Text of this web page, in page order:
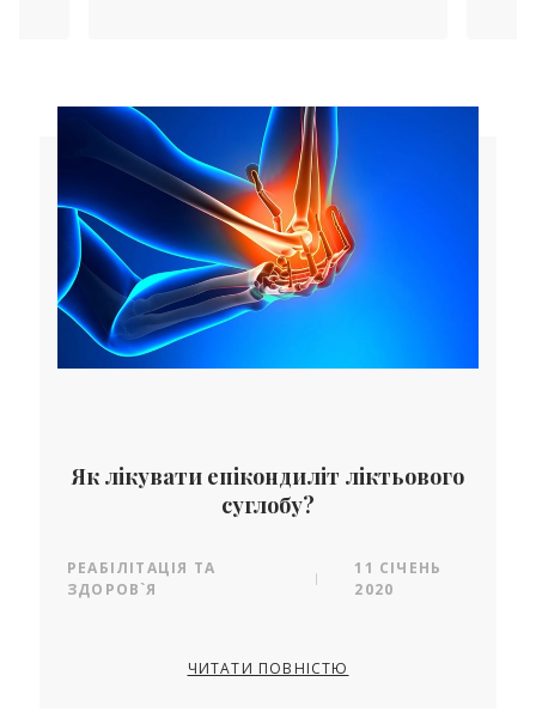
Як лікувати епікондиліт ліктьового
суглобу?
РЕАБІЛІТАЦІЯ ТА
ЗДОРОВ`Я
11 СІЧЕНЬ
2020
ЧИТАТИ ПОВНІСТЮ